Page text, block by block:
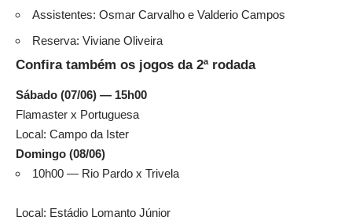
Assistentes: Osmar Carvalho e Valderio Campos
Reserva: Viviane Oliveira
Confira também os jogos da 2ª rodada
Sábado (07/06) — 15h00
Flamaster x Portuguesa
Local: Campo da Ister
Domingo (08/06)
10h00 — Rio Pardo x Trivela
Local: Estádio Lomanto Júnior